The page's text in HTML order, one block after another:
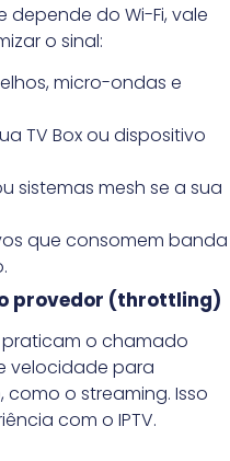
do Wi-Fi, vale
o sinal:
micro-ondas e
TV Box ou dispositivo
sistemas mesh se a sua
que consomem banda
provedor (throttling)
o chamado
velocidade para
o streaming. Isso
com o IPTV.